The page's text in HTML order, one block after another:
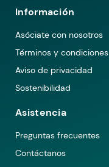
Información
Asóciate con nosotros
Términos y condiciones
Aviso de privacidad
Sostenibilidad
Asistencia
Preguntas frecuentes
Contáctanos